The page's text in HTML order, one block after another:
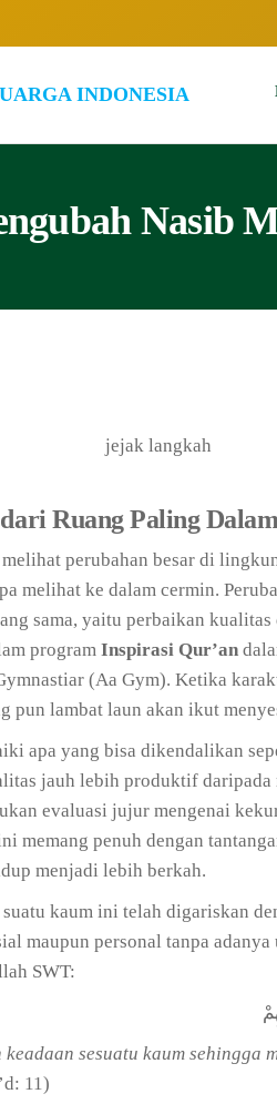
102.7
–
Indonesia
Nasib
Ruang Paling
perubahan besar di
melihat ke dalam cermin.
sama, yaitu perbaikan
program Inspirasi Qur’an
(Aa Gym). Ketika
pun lambat laun akan ikut
apa yang bisa dikendalikan
jauh lebih produktif daripada
evaluasi jujur mengenai
memang penuh dengan
menjadi lebih berkah.
kaum ini telah digariskan
maupun personal tanpa
SWT:
sesuatu kaum sehingga
11)